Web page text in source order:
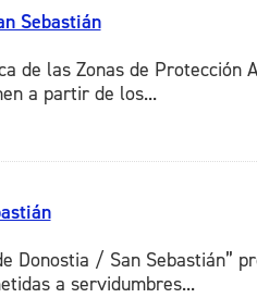
Sebastián
de las Zonas de Protección
a partir de los...
Donostia / San Sebastián”
a servidumbres...